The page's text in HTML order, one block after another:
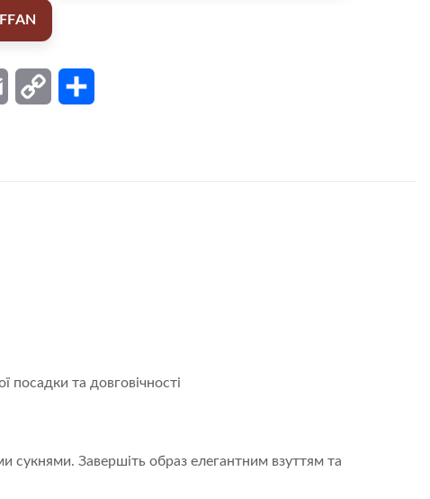
Email Copy
посадки та довговічності
Завершіть образ елегантним взуттям та